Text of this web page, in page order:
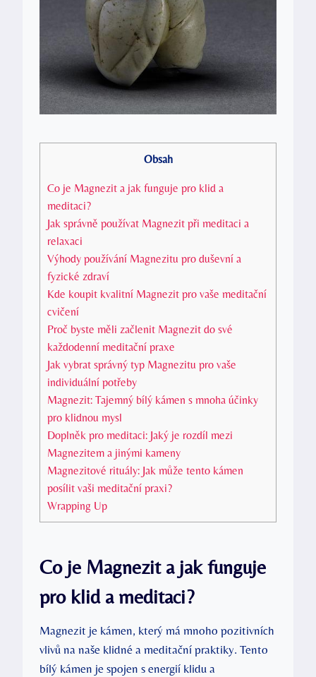
Obsah
Co je Magnezit a jak funguje pro klid a
meditaci?
Jak správně používat Magnezit při meditaci a
relaxaci
Výhody používání Magnezitu pro duševní a
fyzické zdraví
Kde koupit kvalitní Magnezit pro vaše meditační
cvičení
Proč byste měli začlenit Magnezit do své
každodenní meditační praxe
Jak vybrat správný typ Magnezitu pro vaše
individuální potřeby
Magnezit: Tajemný bílý kámen s mnoha účinky
pro klidnou mysl
Doplněk pro meditaci: Jaký je rozdíl mezi
Magnezitem a jinými kameny
Magnezitové rituály: Jak může tento kámen
posílit vaši meditační praxi?
Wrapping Up
Co je Magnezit a jak funguje
pro klid a meditaci?
Magnezit je kámen, který má mnoho pozitivních
vlivů na naše klidné a meditační praktiky. Tento
bílý kámen je spojen s energií klidu a